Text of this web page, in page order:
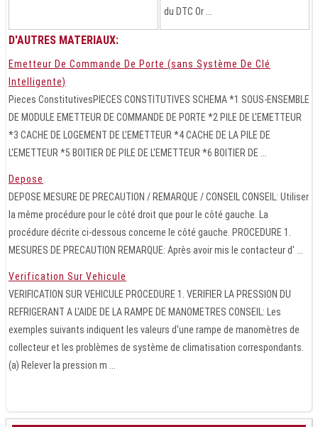
du DTC Or ...
D'AUTRES MATERIAUX:
Emetteur De Commande De Porte (sans Système De Clé
Intelligente)
Pieces ConstitutivesPIECES CONSTITUTIVES SCHEMA *1 SOUS-ENSEMBLE
DE MODULE EMETTEUR DE COMMANDE DE PORTE *2 PILE DE L'EMETTEUR
*3 CACHE DE LOGEMENT DE L'EMETTEUR *4 CACHE DE LA PILE DE
L'EMETTEUR *5 BOITIER DE PILE DE L'EMETTEUR *6 BOITIER DE ...
Depose
DEPOSE MESURE DE PRECAUTION / REMARQUE / CONSEIL CONSEIL: Utiliser
la même procédure pour le côté droit que pour le côté gauche. La
procédure décrite ci-dessous concerne le côté gauche. PROCEDURE 1.
MESURES DE PRECAUTION REMARQUE: Après avoir mis le contacteur d' ...
Verification Sur Vehicule
VERIFICATION SUR VEHICULE PROCEDURE 1. VERIFIER LA PRESSION DU
REFRIGERANT A L'AIDE DE LA RAMPE DE MANOMETRES CONSEIL: Les
exemples suivants indiquent les valeurs d'une rampe de manomètres de
collecteur et les problèmes de système de climatisation correspondants.
(a) Relever la pression m ...